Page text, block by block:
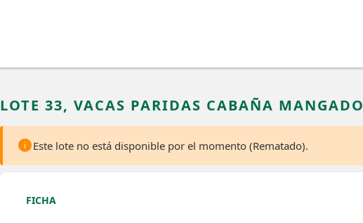
LOTE 33, VACAS PARIDAS CABAÑA MANGADO
Este lote no está disponible por el momento (Rematado).
FICHA